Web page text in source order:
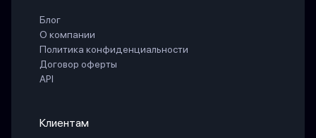
Блог
О компании
Политика конфиденциальности
Договор оферты
API
Клиентам